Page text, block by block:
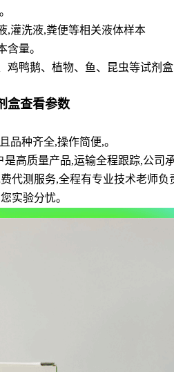
,灌洗液,粪便等相关液体样本
量。
鸡鸭鹅、植物、鱼、昆虫等试剂盒
盒查看参数
品种齐全,操作简便,。
高质量产品,运输全程跟踪,公司
代测服务,全程有专业技术老师负
实验分忧。